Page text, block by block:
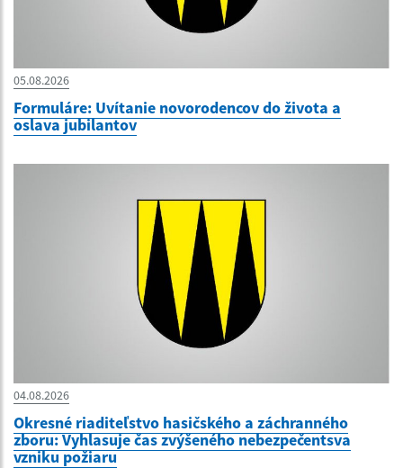
05.08.2026
Formuláre: Uvítanie novorodencov do života a
oslava jubilantov
04.08.2026
Okresné riaditeľstvo hasičského a záchranného
zboru: Vyhlasuje čas zvýšeného nebezpečentsva
vzniku požiaru